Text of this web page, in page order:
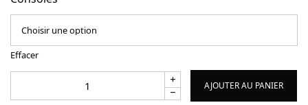
Effacer
AJOUTER AU PANIER